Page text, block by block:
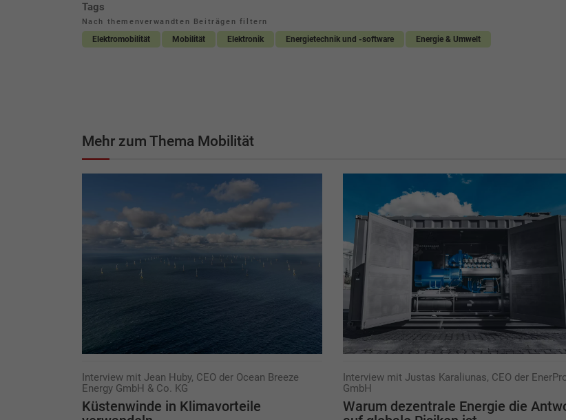
Tags
Nach themenverwandten Beiträgen filtern
Elektromobilität Mobilität Elektronik Energietechnik und -software Energie & Umwelt
Mehr zum Thema Mobilität
Interview mit Jean Huby, CEO der Ocean Breeze
Energy GmbH & Co. KG
Küstenwinde in Klimavorteile
Interview mit Justas Karaliunas, CEO der
GmbH
Warum dezentrale Energie die